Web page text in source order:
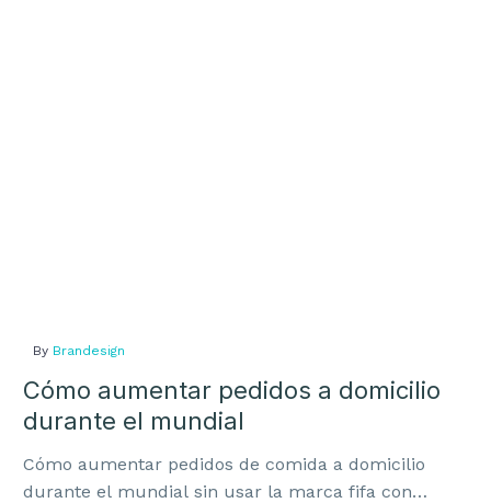
By Brandesign
Cómo aumentar pedidos a domicilio
durante el mundial
Cómo aumentar pedidos de comida a domicilio
durante el mundial sin usar la marca fifa con